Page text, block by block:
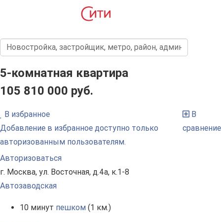
5-комнатная квартира
105 810 000 руб.
В избранное
Добавление в избранное доступно только
авторизованным пользователям.
Авторизоваться
В
сравнение
г. Москва, ул. Восточная, д.4а, к.1-8
Автозаводская
10 минут пешком (1 км.)